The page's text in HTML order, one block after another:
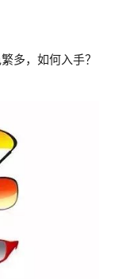
多，如何入手？